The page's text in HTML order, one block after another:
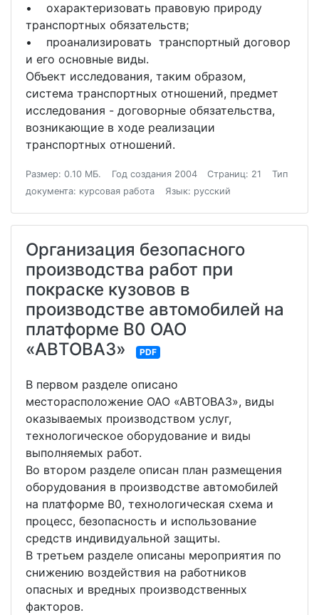
• охарактеризовать правовую природу
транспортных обязательств;
• проанализировать транспортный договор
и его основные виды.
Объект исследования, таким образом,
система транспортных отношений, предмет
исследования - договорные обязательства,
возникающие в ходе реализации
транспортных отношений.
Размер: 0.10 МБ. Год создания 2004 Страниц: 21
Тип
документа: курсовая работа
Язык: русский
Организация безопасного
производства работ при
покраске кузовов в
производстве автомобилей на
платформе В0 ОАО
«АВТОВАЗ»
PDF
В первом разделе описано
месторасположение ОАО «АВТОВАЗ», виды
оказываемых производством услуг,
технологическое оборудование и виды
выполняемых работ.
Во втором разделе описан план размещения
оборудования в производстве автомобилей
на платформе В0, технологическая схема и
процесс, безопасность и использование
средств индивидуальной защиты.
В третьем разделе описаны мероприятия по
снижению воздействия на работников
опасных и вредных производственных
факторов.